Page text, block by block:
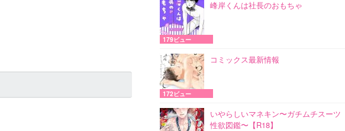
峰岸くんは社長のおもちゃ
179ビュー
コミックス最新情報
172ビュー
いやらしいマネキン〜ガチムチスーツ
性欲図鑑〜【R18】